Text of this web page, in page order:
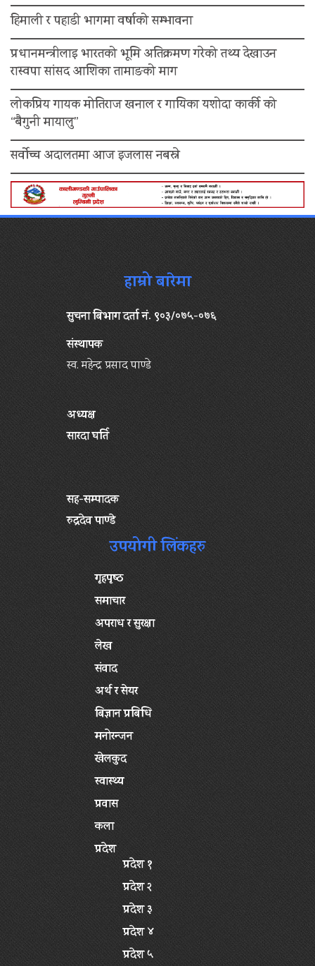
हिमाली र पहाडी भागमा वर्षाको सम्भावना
प्रधानमन्त्रीलाइ भारतको भूमि अतिक्रमण गरेको तथ्य देखाउन
रास्वपा सांसद आशिका तामाङको माग
लोकप्रिय गायक मोतिराज खनाल र गायिका यशोदा कार्की को
“बैगुनी मायालु”
सर्वोच्च अदालतमा आज इजलास नबस्ने
हाम्रो बारेमा
सुचना बिभाग दर्ता नं. ९०३/०७५-०७६
संस्थापक
स्व. महेन्द्र प्रसाद पाण्डे
अध्यक्ष
सारदा घर्ति
सह-सम्पादक
रुद्रदेव पाण्डे
उपयोगी लिंकहरु
गृहपृष्‍ठ
समाचार
अपराध र सुरक्षा
लेख
संवाद
अर्थ र सेयर
बिज्ञान प्रबिधि
मनोरन्जन
खेलकुद
स्वास्थ्य
प्रवास
कला
प्रदेश
प्रदेश १
प्रदेश २
प्रदेश ३
प्रदेश ४
प्रदेश ५